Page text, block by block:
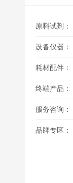
原料试剂：
设备仪器：
耗材配件：
终端产品：
服务咨询：
品牌专区：